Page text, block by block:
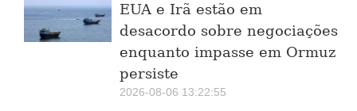
EUA e Irã estão em
desacordo sobre negociações
enquanto impasse em Ormuz
persiste
2026-08-06 13:22:55